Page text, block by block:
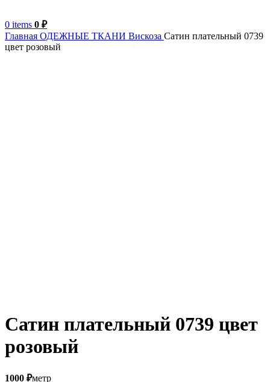
0 items 0 ₽
Главная ОДЕЖНЫЕ ТКАНИ Вискоза Сатин плательный 0739
цвет розовый
Сатин плательный 0739 цвет
розовый
1000 ₽метр